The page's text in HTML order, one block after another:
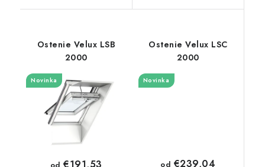
Ostenie Velux LSB
2000
Novinka
od €191,53
Ostenie Velux LSC
2000
Novinka
od €239,04